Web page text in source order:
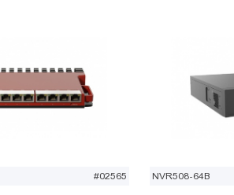
#02565 NVR508-64B